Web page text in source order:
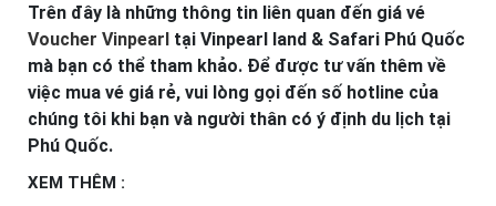
Trên đây là những thông tin liên quan đến giá vé
Voucher Vinpearl tại Vinpearl land & Safari Phú Quốc
mà bạn có thể tham khảo. Để được tư vấn thêm về
việc mua vé giá rẻ, vui lòng gọi đến số hotline của
chúng tôi khi bạn và người thân có ý định du lịch tại
Phú Quốc.
XEM THÊM :